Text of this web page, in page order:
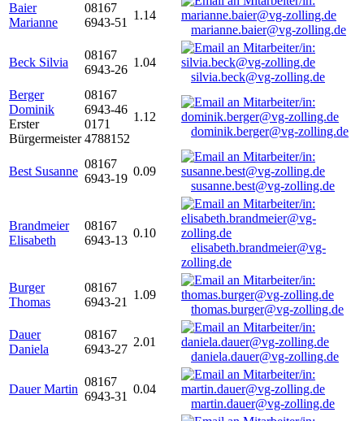
Baier
Marianne
08167
6943-51
1.14
marianne.baier@vg-zolling.de
Beck Silvia
08167
6943-26
1.04
silvia.beck@vg-zolling.de
Berger
Dominik
Erster
Bürgermeister
08167
6943-46
0171
4788152
1.12
dominik.berger@vg-zolling.de
Best Susanne
08167
6943-19
0.09
susanne.best@vg-zolling.de
Brandmeier
Elisabeth
08167
6943-13
0.10
elisabeth.brandmeier@vg-
zolling.de
Burger
Thomas
08167
6943-21
1.09
thomas.burger@vg-zolling.de
Dauer
Daniela
08167
6943-27
2.01
daniela.dauer@vg-zolling.de
Dauer Martin
08167
6943-31
0.04
martin.dauer@vg-zolling.de